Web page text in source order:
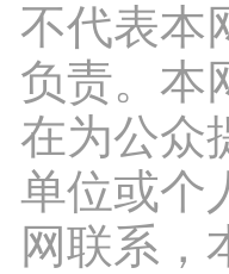
不代表本
负责。本
在为公众
单位或个
网联系，